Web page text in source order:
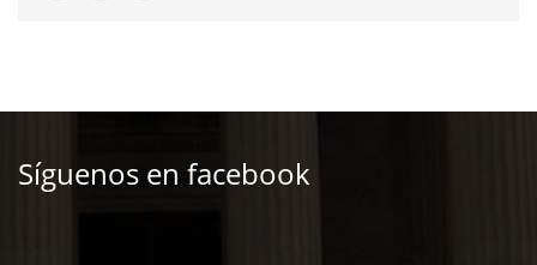
Síguenos en facebook